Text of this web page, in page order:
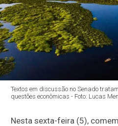
Textos em discussão no Senado
questões econômicas - Foto: Lucas
Nesta sexta-feira (5),